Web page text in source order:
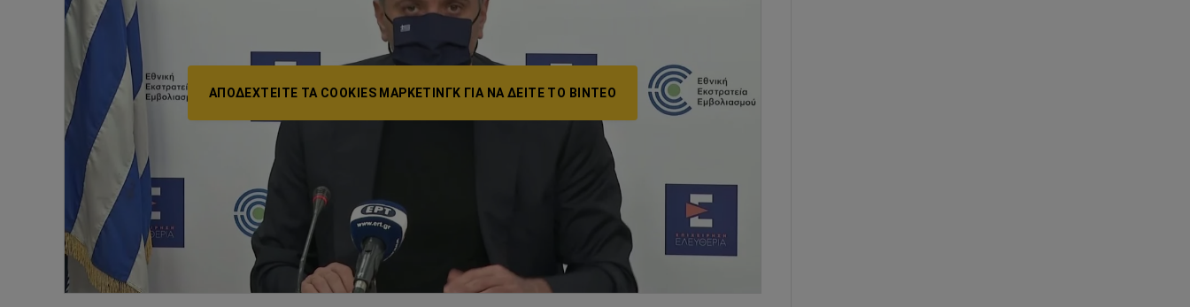
ΑΠΟΔΕΧΤΕΊΤΕ ΤΑ COOKIES ΜΆΡΚΕΤΙΝΓΚ ΓΙΑ ΝΑ ΔΕΊΤΕ ΤΟ ΒΙΝΤΕΟ